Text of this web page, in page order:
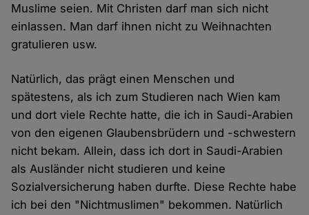
Muslime seien. Mit Christen darf man sich nicht
einlassen. Man darf ihnen nicht zu Weihnachten
gratulieren usw.
Natürlich, das prägt einen Menschen und
spätestens, als ich zum Studieren nach Wien kam
und dort viele Rechte hatte, die ich in Saudi-Arabien
von den eigenen Glaubensbrüdern und -schwestern
nicht bekam. Allein, dass ich dort in Saudi-Arabien
als Ausländer nicht studieren und keine
Sozialversicherung haben durfte. Diese Rechte habe
ich bei den "Nichtmuslimen" bekommen. Natürlich